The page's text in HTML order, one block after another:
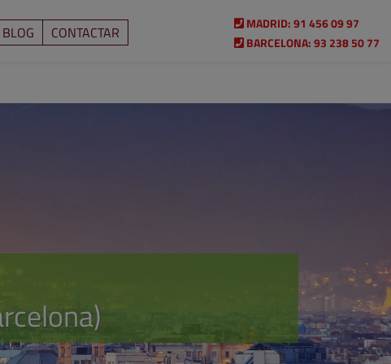
BLOG CONTACTAR MADRID:91 456 09 97
BARCELONA:93 238 50 77